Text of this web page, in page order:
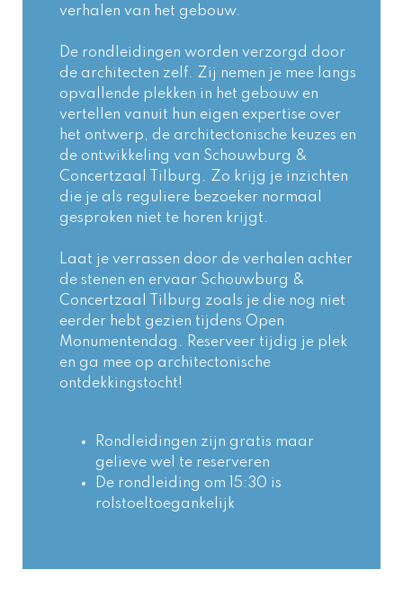
verhalen van het gebouw.
De rondleidingen worden verzorgd door
de architecten zelf. Zij nemen je mee langs
opvallende plekken in het gebouw en
vertellen vanuit hun eigen expertise over
het ontwerp, de architectonische keuzes en
de ontwikkeling van Schouwburg &
Concertzaal Tilburg. Zo krijg je inzichten
die je als reguliere bezoeker normaal
gesproken niet te horen krijgt.
Laat je verrassen door de verhalen achter
de stenen en ervaar Schouwburg &
Concertzaal Tilburg zoals je die nog niet
eerder hebt gezien tijdens Open
Monumentendag. Reserveer tijdig je plek
en ga mee op architectonische
ontdekkingstocht!
Rondleidingen zijn gratis maar
gelieve wel te reserveren
De rondleiding om 15:30 is
rolstoeltoegankelijk